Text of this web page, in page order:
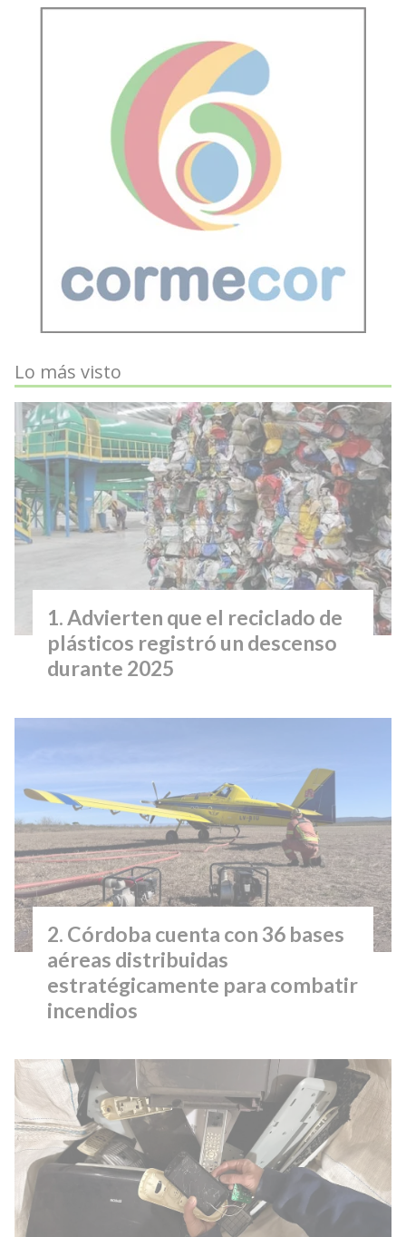
Lo más visto
Advierten que el reciclado de
plásticos registró un descenso
durante 2025
Córdoba cuenta con 36 bases
aéreas distribuidas
estratégicamente para combatir
incendios